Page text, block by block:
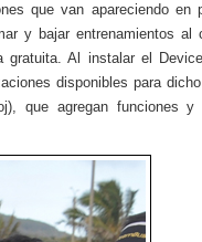
que van apareciendo en
y bajar entrenamientos al
gratuita. Al instalar el
disponibles para
que agregan funciones y